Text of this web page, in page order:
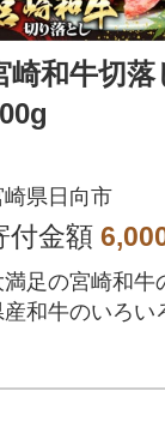
崎和牛切落
崎県日向市
付金額
満足の宮崎和牛
産和牛のいろい